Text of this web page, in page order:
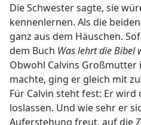
Die Schwester sagte, sie
kennenlernen. Als die
ganz aus dem Häuschen.
dem Buch Was lehrt die Bibel
Obwohl Calvins Großmutter
machte, ging er gleich mit
Für Calvin steht fest: Er
loslassen. Und wie sehr er
Auferstehung freut, auf die